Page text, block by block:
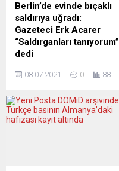
Berlin’de evinde bıçaklı
saldırıya uğradı:
Gazeteci Erk Acarer
“Saldırganları tanıyorum”
dedi
sürdüren gazeteci yazar Erk
bıçaklı saldırıya uğradı.
Acarer saldırıya uğradığını
08.07.2021 0 88